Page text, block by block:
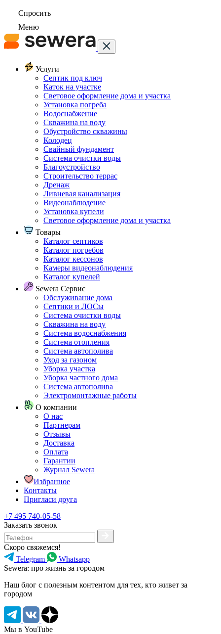
Спросить
Меню
Услуги
Септик под ключ
Каток на участке
Световое оформление дома и участка
Установка погреба
Водоснабжение
Скважина на воду
Обустройство скважины
Колодец
Свайный фундамент
Система очистки воды
Благоустройство
Строительство террас
Дренаж
Ливневая канализация
Видеонаблюдение
Установка купели
Световое оформление дома и участка
Товары
Каталог септиков
Каталог погребов
Каталог кессонов
Камеры видеонаблюдения
Каталог купелей
Sewera Сервис
Обслуживание дома
Септики и ЛОСы
Система очистки воды
Скважина на воду
Система водоснабжения
Система отопления
Система автополива
Уход за газоном
Уборка участка
Уборка частного дома
Система автополива
Электромонтажные работы
О компании
О нас
Партнерам
Отзывы
Доставка
Оплата
Гарантии
Журнал Sewera
Избранное
Контакты
Пригласи друга
+7 495 740-05-58
Заказать звонок
Скоро свяжемся!
Telegram
Whatsapp
Sewera: про жизнь за городом
Наш блог c полезным контентом для тех, кто живет за
городом
Мы в YouTube